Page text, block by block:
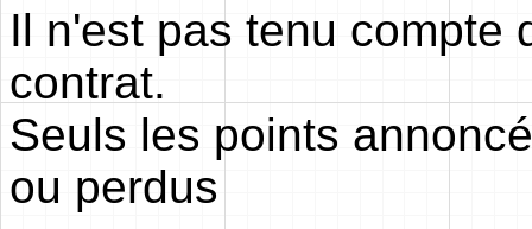
Il n'est pas tenu compte
contrat.
Seuls les points
ou perdus